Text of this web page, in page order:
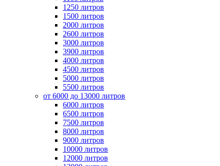
1250 литров
1500 литров
2000 литров
2600 литров
3000 литров
3900 литров
4000 литров
4500 литров
5000 литров
5500 литров
от 6000 до 13000 литров
6000 литров
6500 литров
7500 литров
8000 литров
9000 литров
10000 литров
12000 литров